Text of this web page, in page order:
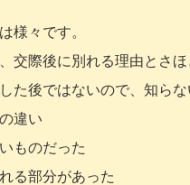
様々です。
交際後に別れる理由とさほ
た後ではないので、知ら
違い
ものだった
る部分があった